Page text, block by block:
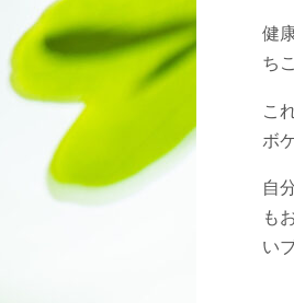
健
ち
こ
ボ
自
も
い